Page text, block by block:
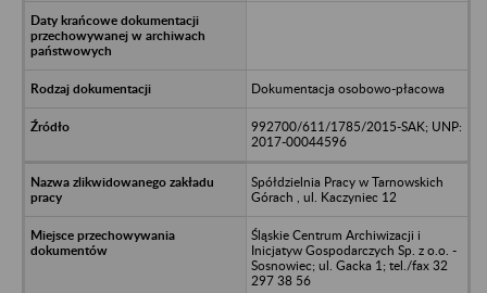
Dokumentacja osobowo-płacowa
992700/611/1785/2015-SAK; UNP:
2017-00044596
Spółdzielnia Pracy w Tarnowskich
Górach , ul. Kaczyniec 12
Śląskie Centrum Archiwizacji i
Inicjatyw Gospodarczych Sp. z o.o. -
Sosnowiec; ul. Gacka 1; tel./fax 32
297 38 56